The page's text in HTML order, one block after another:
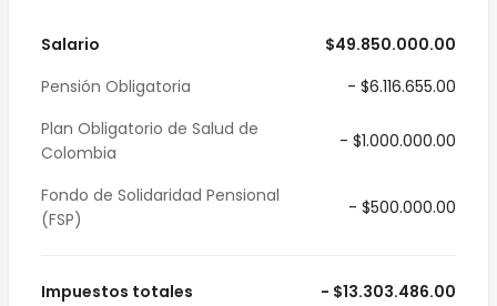
Salario
$49.850.000.00
Pensión Obligatoria
- $6.116.655.00
Plan Obligatorio de Salud de
Colombia
- $1.000.000.00
Fondo de Solidaridad Pensional
(FSP)
- $500.000.00
Impuestos totales - $13.303.486.00